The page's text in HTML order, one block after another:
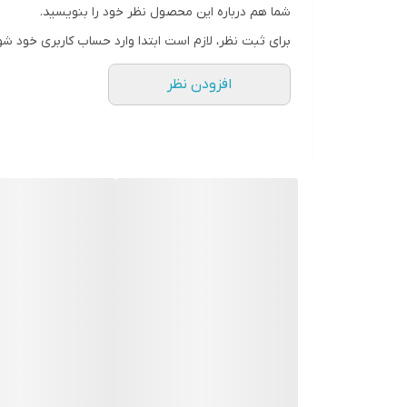
شما هم درباره این محصول نظر خود را بنویسید.
برای ثبت نظر، لازم است ابتدا وارد حساب کاربری خود
افزودن نظر